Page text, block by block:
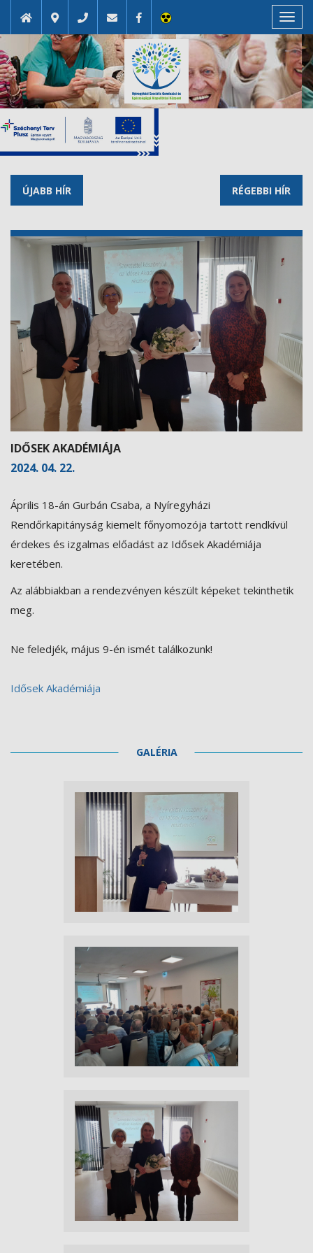
ÚJABB HÍR RÉGEBBI HÍR
IDŐSEK AKADÉMIÁJA
2024. 04. 22.
Április 18-án Gurbán Csaba, a Nyíregyházi
Rendőrkapitányság kiemelt főnyomozója tartott rendkívül
érdekes és izgalmas előadást az Idősek Akadémiája
keretében.
Az alábbiakban a rendezvényen készült képeket tekinthetik
meg.
Ne feledjék, május 9-én ismét találkozunk!
Idősek Akadémiája
GALÉRIA